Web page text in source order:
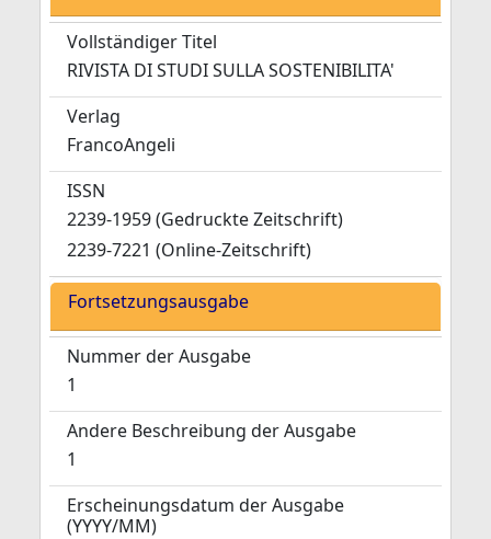
Vollständiger Titel
RIVISTA DI STUDI SULLA SOSTENIBILITA'
Verlag
FrancoAngeli
ISSN
2239-1959 (Gedruckte Zeitschrift)
2239-7221 (Online-Zeitschrift)
Fortsetzungsausgabe
Nummer der Ausgabe
1
Andere Beschreibung der Ausgabe
1
Erscheinungsdatum der Ausgabe
(YYYY/MM)